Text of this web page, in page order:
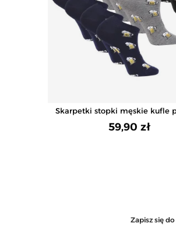
Skarpetki stopki męskie kufle
pak
59,90 zł
Zapisz się